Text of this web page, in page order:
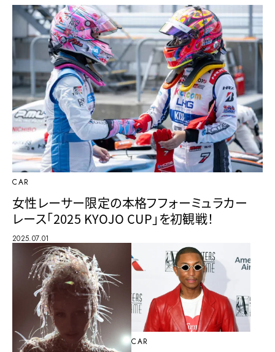
CAR
女性レーサー限定の本格フフォーミュラカー
レース「2025 KYOJO CUP」を初観戦！
2025.07.01
CAR